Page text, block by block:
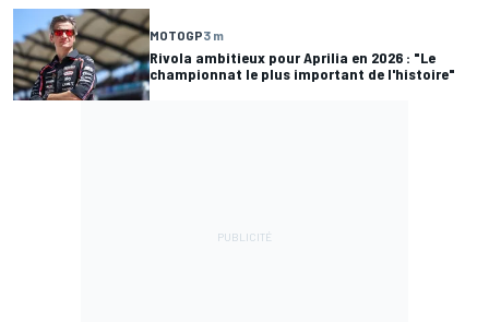
MOTOGP3 m
Rivola ambitieux pour Aprilia en 2026 : "Le
championnat le plus important de l'histoire"